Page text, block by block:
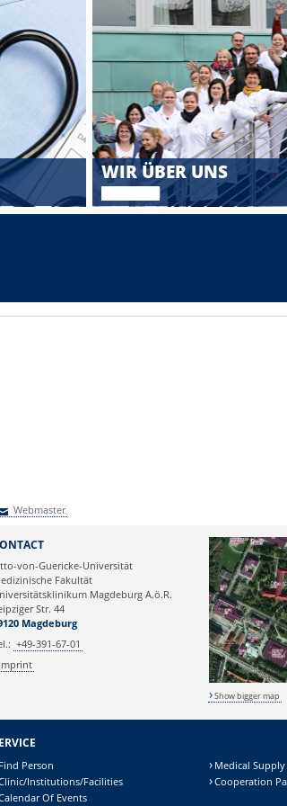
WIR ÜBER UNS
Webmaster
von-Guericke-Universität
Fakultät
Magdeburg A.ö.R.
Str. 44
Magdeburg
+49-391-67-01
Show bigger map
Person
Institutions/Facilities
Of Events
Medical
Cooperation